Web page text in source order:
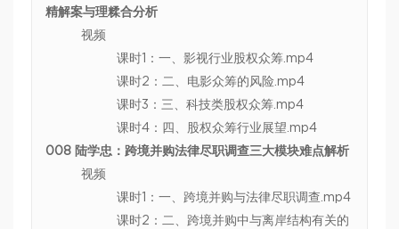
精解案与理糅合分析
视频
课时1：一、影视行业股权众筹.mp4
课时2：二、电影众筹的风险.mp4
课时3：三、科技类股权众筹.mp4
课时4：四、股权众筹行业展望.mp4
008 陆学忠：跨境并购法律尽职调查三大模块难点解析
视频
课时1：一、跨境并购与法律尽职调查.mp4
课时2：二、跨境并购中与离岸结构有关的